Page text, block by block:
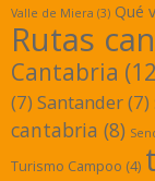
Valle de Miera (3) Qué
Rutas
Cantabria
(7) Santander(7)
cantabria (8)
Turismo Campoo (4)